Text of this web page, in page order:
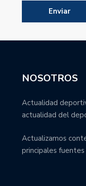
NOSOTROS
Actualidad
actualidad del
Actualizamos
principales